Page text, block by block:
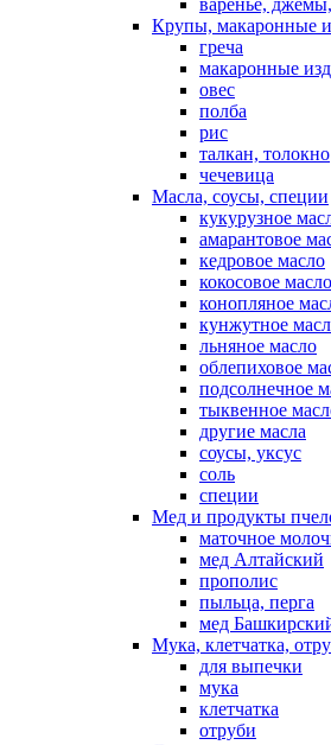
варенье,
Крупы, макаронные
греча
макаронные
овес
полба
рис
талкан, толокно
чечевица
Масла, соусы, специи
кукурузное
амарантовое
кедровое масло
кокосовое масло
конопляное
кунжутное
льняное масло
облепиховое
подсолнечное
тыквенное
другие масла
соусы, уксус
соль
специи
Мед и продукты
маточное
мед Алтайский
прополис
пыльца, перга
мед
Мука, клетчатка,
для выпечки
мука
клетчатка
отруби